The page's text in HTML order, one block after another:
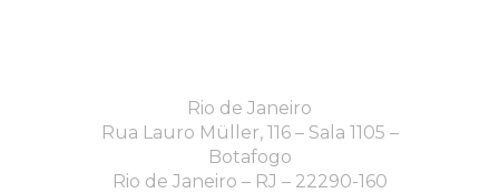
Rio de Janeiro
Rua Lauro Müller, 116 – Sala 1105 –
Botafogo
Rio de Janeiro – RJ – 22290-160